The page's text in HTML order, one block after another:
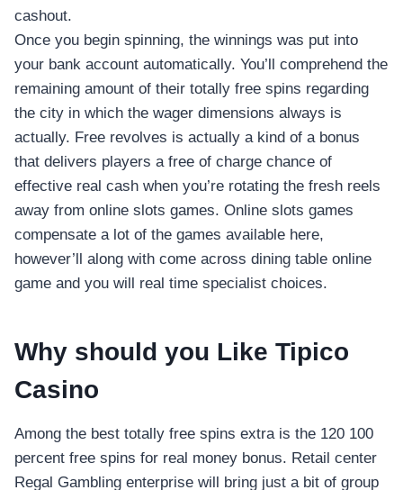
cashout.
Once you begin spinning, the winnings was put into
your bank account automatically. You’ll comprehend the
remaining amount of their totally free spins regarding
the city in which the wager dimensions always is
actually. Free revolves is actually a kind of a bonus
that delivers players a free of charge chance of
effective real cash when you’re rotating the fresh reels
away from online slots games. Online slots games
compensate a lot of the games available here,
however’ll along with come across dining table online
game and you will real time specialist choices.
Why should you Like Tipico
Casino
Among the best totally free spins extra is the 120 100
percent free spins for real money bonus. Retail center
Regal Gambling enterprise will bring just a bit of group